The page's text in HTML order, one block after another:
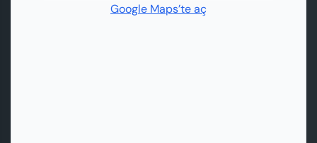
Google Maps’te aç